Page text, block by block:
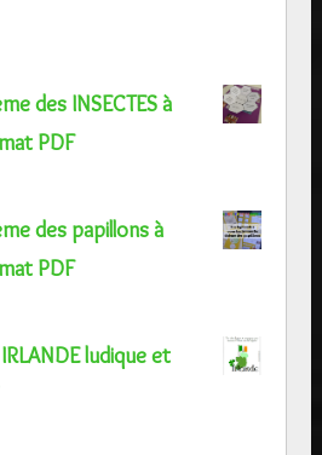
des INSECTES à
PDF
des papillons à
PDF
ludique et